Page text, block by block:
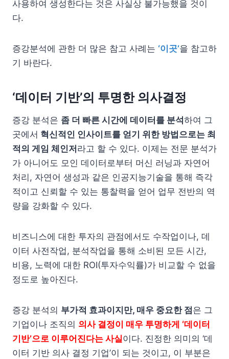
사용하여 생성한다는 것은 사실상 불가능했을 것이
다.
증강분석에 관한 더 많은 참고 사례는 ‘이곳’을 참고하
기 바란다.
‘데이터 기반’의 투명한 의사결정
증강 분석은 좀 더 빠른 시간에 데이터를 분석하여 그
곳에서 혁신적인 인사이트를 얻기 위한 방법으로는 최
적의 게임 체인저 라고 할 수 있다. 이제는 전문 분석가
가 아니어도 모인 데이터로부터 머신 러닝과 자연어
처리, 자연어 생성과 같은 인공지능기술을 통해 즉각
적이고 신뢰할 수 있는 통찰력을 얻어 업무 전반의 역
량을 강화할 수 있다.
비즈니스에 대한 투자의 관점에서도 수작업이나, 데
이터 사전작업, 분석작업을 통해 소비된 모든 시간,
비용, 노력에 대한 ROI(투자수익률)가 비교할 수 없을
정도로 높아진다.
증강 분석의 부가적 효과이지만, 매우 중요한 점 은 그
기업이나 조직의 의사 결정이 매우 투명하게 ‘데이터
기반’으로 이루어진다는 사실이다. 진정한 의미의 ‘데
이터 기반 의사 결정 기업’이 되는 것이고, 이 부분은